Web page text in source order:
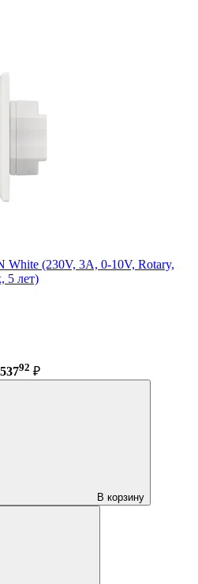
(230V, 3A, 0-10V, Rotary,
5 лет)
92 ₽
В корзину